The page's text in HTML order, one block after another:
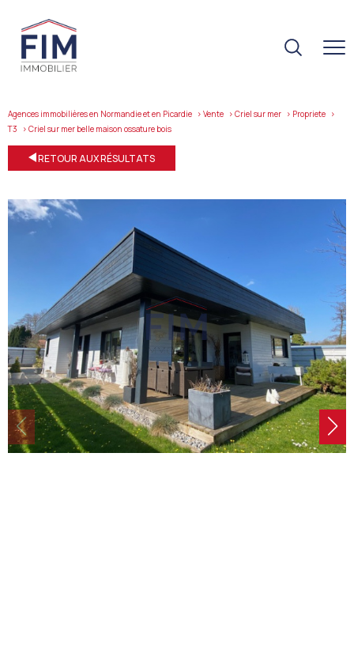
Agences immobilières en Normandie et en Picardie Vente Criel sur mer
Propriete
T3
criel sur mer belle maison ossature bois
RETOUR AUX RÉSULTATS